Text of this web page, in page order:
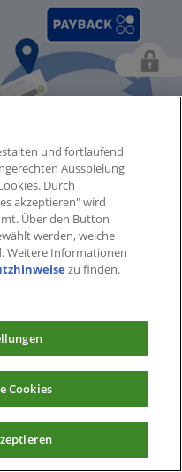
und fortlaufend
Ausspielung
Durch
akzeptieren" wird
Über den Button
werden, welche
Weitere Informationen
zu finden.
Cookies